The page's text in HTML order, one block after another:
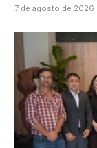
7 de agosto de 2026